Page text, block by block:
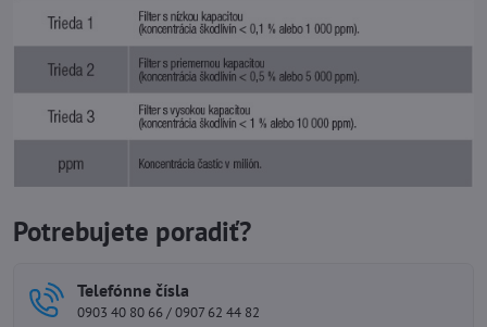
Potrebujete poradiť?
Telefónne čísla
0903 40 80 66 / 0907 62 44 82